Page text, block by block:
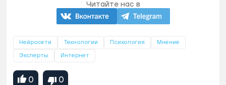
Читайте нас в
Нейросети Технологии Психология Мнение
Эксперты Интернет
0 0